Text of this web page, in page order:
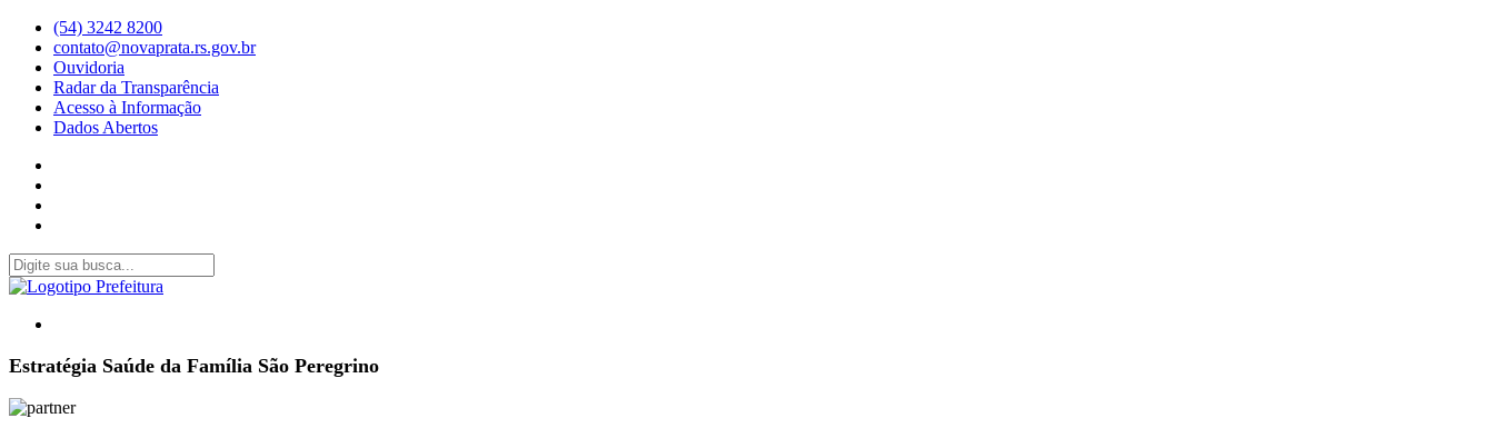
(54) 3242 8200
contato@novaprata.rs.gov.br
Ouvidoria
Radar da Transparência
Acesso à Informação
Dados Abertos
Estratégia Saúde da Família São Peregrino